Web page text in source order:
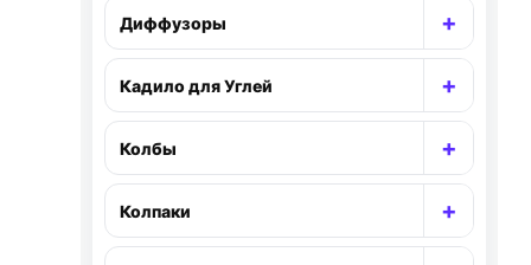
Диффузоры +
Кадило для Углей +
Колбы +
Колпаки +